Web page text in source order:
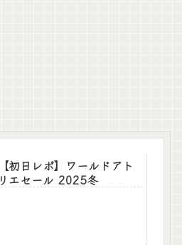
【初日レポ】ワールドアト
リエセール 2025冬